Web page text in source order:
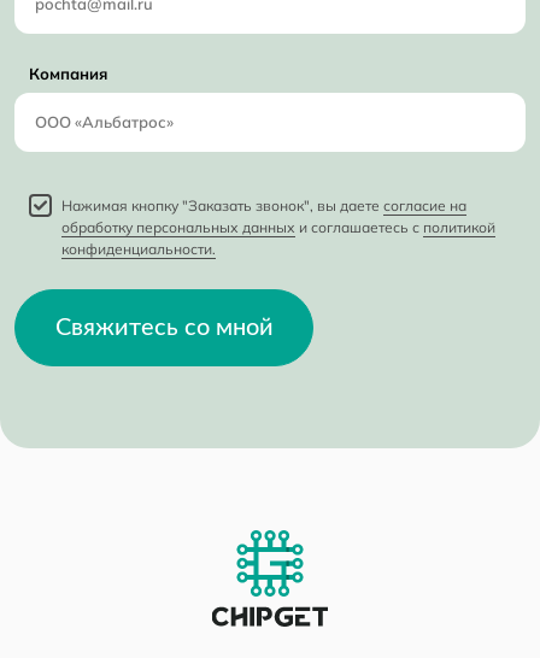
Компания
Нажимая кнопку "Заказать звонок", вы даете согласие на
обработку персональных данных и соглашаетесь с политикой
конфиденциальности.
Свяжитесь со мной